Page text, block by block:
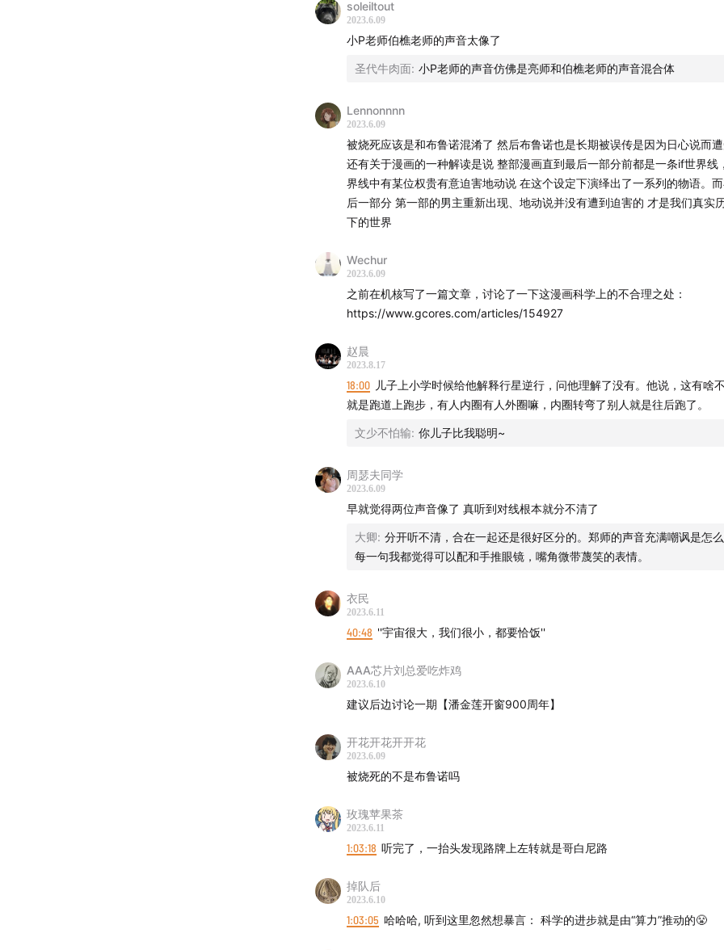
-延伸阅读观影-
《无人读过的书》 欧文·金格里奇
-音乐/素材-
《边角聊》主题曲
Diomedes Cato (ca.1560/70 - after 1602) Galliarda II
-制作-
剪辑制作：姜源
发布运营：肖文杰、Lambda aka 码农
Logo设计：华盛
网站: leftovertalk.fm
leftovertalk@gmail.com
小红书：边角聊
商务合作： yuanzhigao_0@126.com
四、虽然在刻板印象中，日心说被视为对地心说理论的显著简化。但是哥白
乏物理学理论支持的几何构造技巧。用他自己的话说：“只要用34个圆，我
题，而不是很多人想象的：“当时的人们愚昧地拒绝了明显更简洁的模型。”
五、哥白尼的《天体运行论》在出版时并没有被教会视为危险的异端，也不
爆炸性、革命性的影响。相反，这部作品在出版之初，仅仅作为一部艰深的
在少数天文学专业研究者中流传。
六、哥白尼没有考虑过椭圆轨道的可能性。只有到几十年后，开普勒利用第
低，有些数据甚至来自托勒密的《至大论》，这导致哥白尼的理论在细节处
错漏。
《天体运行论》被查禁的时候（1616年），日心说以及与之相关的一整套全
景（比如恒星并不永恒，存在超新星爆发；地球并不独特，木星也拥有卫星
面并不光滑完美反而坑洼不平，太阳同样不完美甚至会有黑子）实际上已经
化间逐步得到了接受。
争。尽管回顾历史，我们会发现欧洲人对宇宙的认识在16、17世纪发生了
改变，但如果更细致地观察历史，就会发现近代科学的发展是一步一个脚印
科学的发展依赖于许多研究者长年累月地积累，这些研究者并没有什么可歌
庭生活奔波的普通人。宗教和科学发展的伟大斗争是18世纪启蒙运动之后
叙事。神话科学、神话科学家、神话科学家的灵感和壮举则是19世纪之后的
《哥白尼问题：占星预言、怀疑主义与天体秩序》，[美]罗伯特·S. 韦斯特曼
《世界图景的机械化》，[荷]爱德华·戴克斯特霍伊斯著，张卜天译。
soleiltout
2023.6.09
小P老师伯樵老师的声音太像了
圣代牛肉面: 小P老师的声音仿佛是亮师和伯樵老师的声音混合体
Lennonnnn
2023.6.09
被烧死应该是和布鲁诺混淆了 然后布鲁诺也是长期被误传是因为日心说而遭
还有关于漫画的一种解读是说 整部漫画直到最后一部分前都是一条if世界线
界线中有某位权贵有意迫害地动说 在这个设定下演绎出了一系列的物语。
后一部分 第一部的男主重新出现、地动说并没有遭到迫害的 才是我们真实
下的世界
Wechur
2023.6.09
之前在机核写了一篇文章，讨论了一下这漫画科学上的不合理之处：
https://www.gcores.com/articles/154927
赵晨
2023.8.17
18:00 儿子上小学时候给他解释行星逆行，问他理解了没有。他说，这有啥
就是跑道上跑步，有人内圈有人外圈嘛，内圈转弯了别人就是往后跑了。
文少不怕输: 你儿子比我聪明~
周瑟夫同学
2023.6.09
早就觉得两位声音像了 真听到对线根本就分不清了
大卿: 分开听不清，合在一起还是很好区分的。郑师的声音充满嘲讽是怎
每一句我都觉得可以配和手推眼镜，嘴角微带蔑笑的表情。
衣民
2023.6.11
40:48 ''宇宙很大，我们很小，都要恰饭''
AAA芯片刘总爱吃炸鸡
2023.6.10
建议后边讨论一期【​潘金莲开窗900周年】
开花开花开开花
2023.6.09
被烧死的不是布鲁诺吗
玫瑰苹果茶
2023.6.11
1:03:18 听完了，一抬头发现路牌上左转就是哥白尼路
掉队后
2023.6.10
1:03:05 哈哈哈, 听到这里忽然想暴言： 科学的进步就是由“算力”推动的😤